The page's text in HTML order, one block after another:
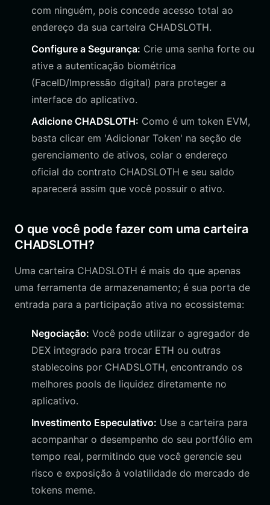
com ninguém, pois concede acesso total ao
endereço da sua carteira CHADSLOTH.
Configure a Segurança: Crie uma senha forte ou
ative a autenticação biométrica
(FaceID/Impressão digital) para proteger a
interface do aplicativo.
Adicione CHADSLOTH: Como é um token EVM,
basta clicar em 'Adicionar Token' na seção de
gerenciamento de ativos, colar o endereço
oficial do contrato CHADSLOTH e seu saldo
aparecerá assim que você possuir o ativo.
O que você pode fazer com uma carteira
CHADSLOTH?
Uma carteira CHADSLOTH é mais do que apenas
uma ferramenta de armazenamento; é sua porta de
entrada para a participação ativa no ecossistema:
Negociação: Você pode utilizar o agregador de
DEX integrado para trocar ETH ou outras
stablecoins por CHADSLOTH, encontrando os
melhores pools de liquidez diretamente no
aplicativo.
Investimento Especulativo: Use a carteira para
acompanhar o desempenho do seu portfólio em
tempo real, permitindo que você gerencie seu
risco e exposição à volatilidade do mercado de
tokens meme.